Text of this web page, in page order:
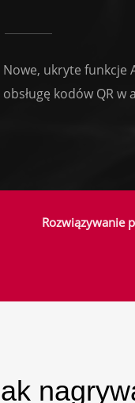
Nowe, ukryte funkcje
obsługę kodów QR w
Rozwiązywanie